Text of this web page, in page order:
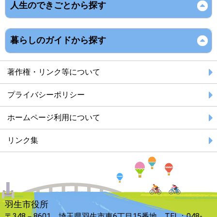
人生のできごとから探す
暮らしのガイドから探す
著作権・リンク等について
プライバシーポリシー
ホームページ利用について
リンク集
羽生市役所